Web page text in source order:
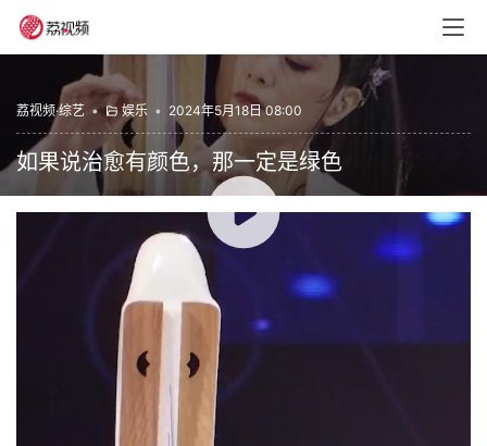
荔视频·综艺 • 娱乐 • 2024年5月18日 08:00
如果说治愈有颜色，那一定是绿色
00:00 / 01:48
赞 (0)